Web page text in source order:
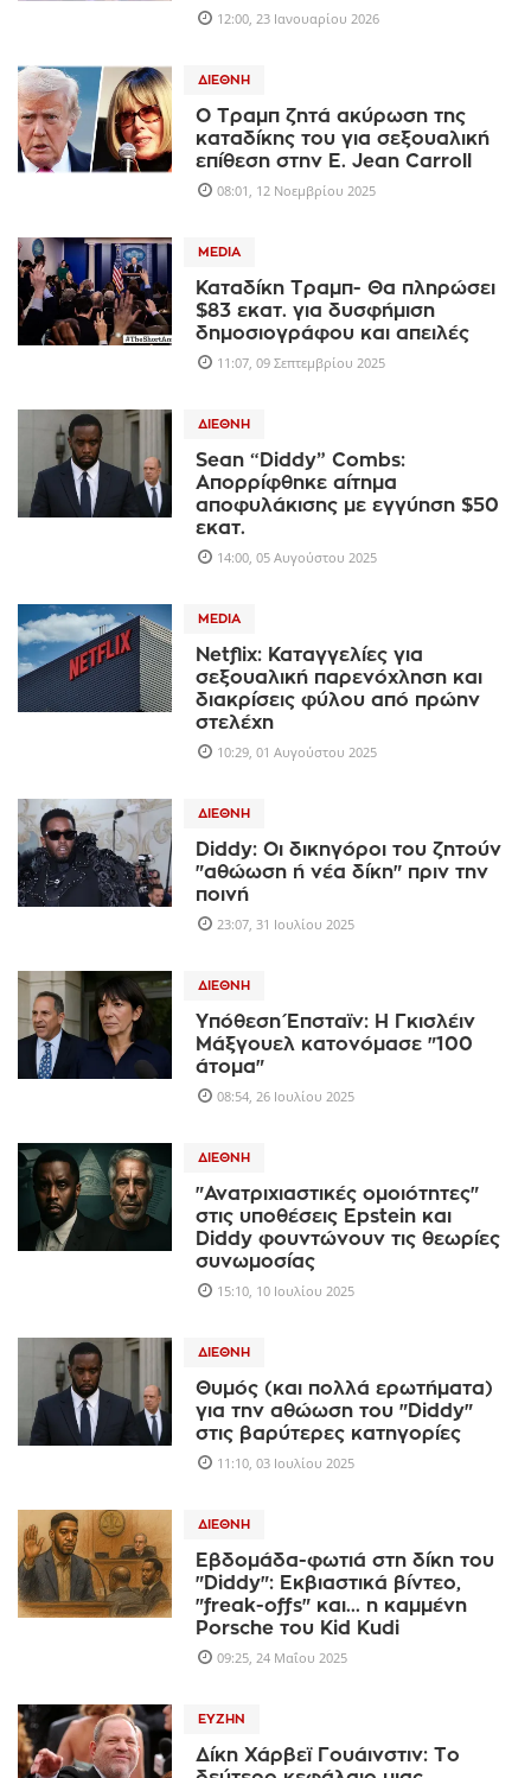
12:00, 23 Ιανουαρίου 2026
ΔΙΕΘΝΉ
Ο Τραμπ ζητά ακύρωση της
καταδίκης του για σεξουαλική
επίθεση στην E. Jean Carroll
08:01, 12 Νοεμβρίου 2025
MEDIA
Καταδίκη Τραμπ- Θα πληρώσει
$83 εκατ. για δυσφήμιση
δημοσιογράφου και απειλές
11:07, 09 Σεπτεμβρίου 2025
ΔΙΕΘΝΉ
Sean “Diddy” Combs:
Απορρίφθηκε αίτημα
αποφυλάκισης με εγγύηση $50
εκατ.
14:00, 05 Αυγούστου 2025
MEDIA
Netflix: Καταγγελίες για
σεξουαλική παρενόχληση και
διακρίσεις φύλου από πρώην
στελέχη
10:29, 01 Αυγούστου 2025
ΔΙΕΘΝΉ
Diddy: Οι δικηγόροι του ζητούν
"αθώωση ή νέα δίκη" πριν την
ποινή
23:07, 31 Ιουλίου 2025
ΔΙΕΘΝΉ
Υπόθεση Έπσταϊν: Η Γκισλέιν
Μάξγουελ κατονόμασε "100
άτομα"
08:54, 26 Ιουλίου 2025
ΔΙΕΘΝΉ
"Ανατριχιαστικές ομοιότητες"
στις υποθέσεις Epstein και
Diddy φουντώνουν τις θεωρίες
συνωμοσίας
15:10, 10 Ιουλίου 2025
ΔΙΕΘΝΉ
Θυμός (και πολλά ερωτήματα)
για την αθώωση του "Diddy"
στις βαρύτερες κατηγορίες
11:10, 03 Ιουλίου 2025
ΔΙΕΘΝΉ
Εβδομάδα-φωτιά στη δίκη του
"Diddy": Εκβιαστικά βίντεο,
"freak-offs" και... η καμμένη
Porsche του Kid Kudi
09:25, 24 Μαΐου 2025
ΕΥΖΗΝ
Δίκη Χάρβεϊ Γουάινστιν: Το